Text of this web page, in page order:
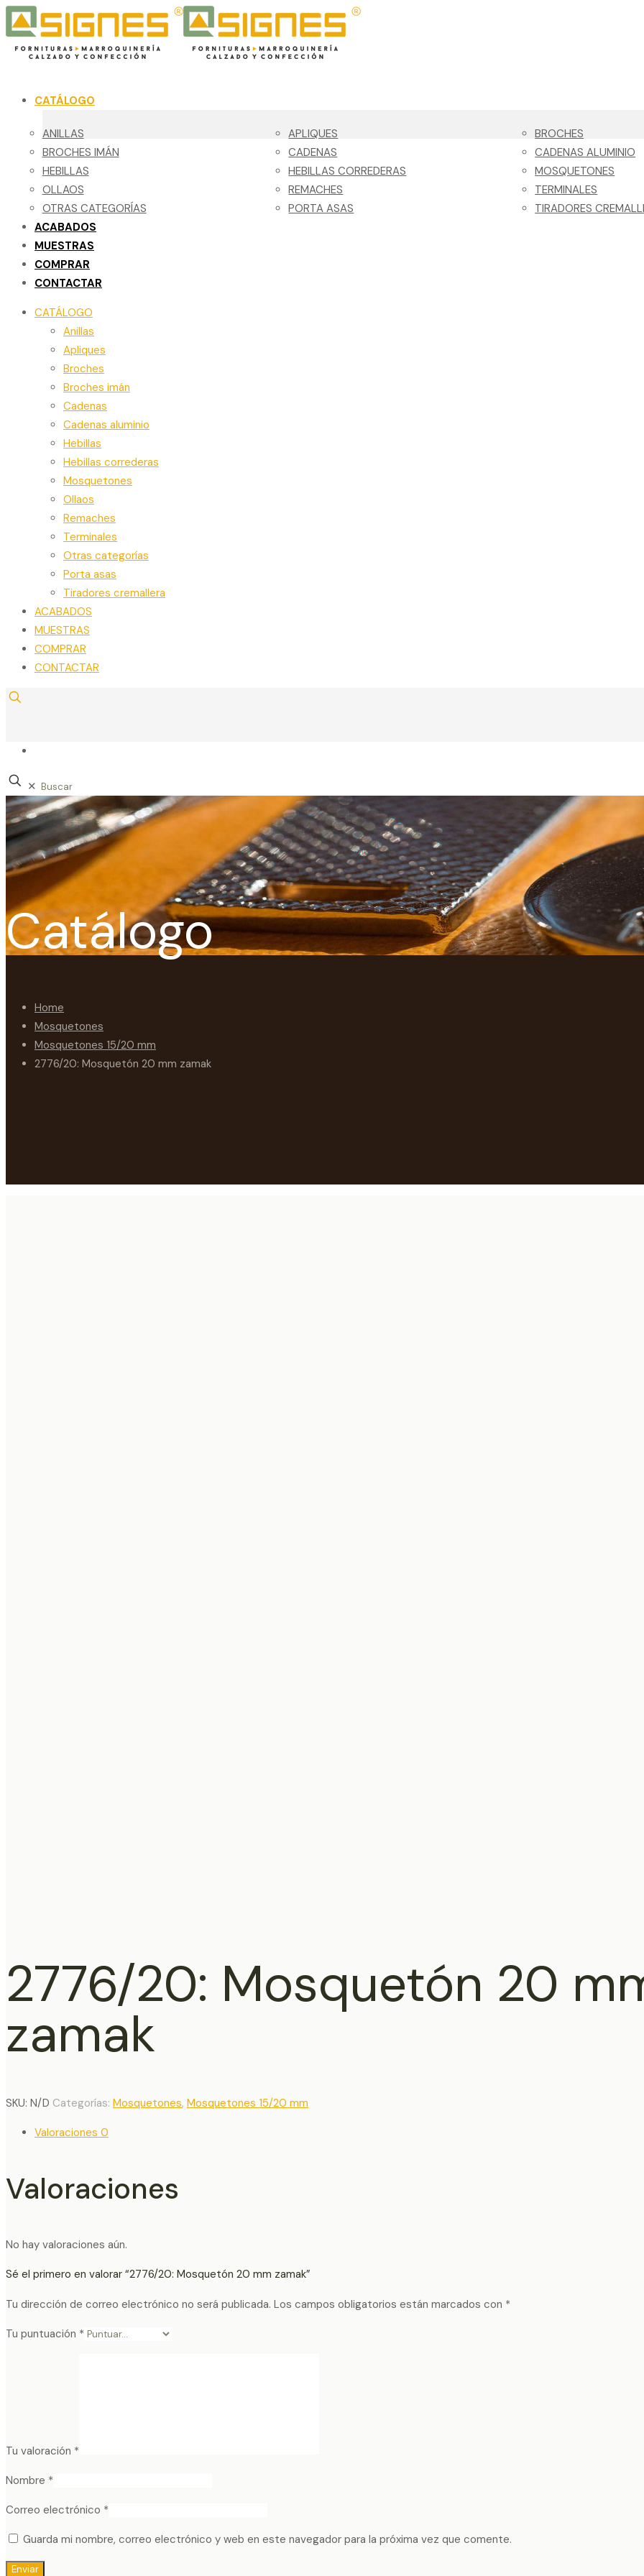
CATÁLOGO
ANILLAS APLIQUES
BROCHES
BROCHES IMÁN
CADENAS
CADENAS ALUMINIO
HEBILLAS
HEBILLAS CORREDERAS
MOSQUETONES
OLLAOS
REMACHES
TERMINALES
OTRAS CATEGORÍAS
PORTA ASAS
TIRADORES
ACABADOS
MUESTRAS
COMPRAR
CONTACTAR
CATÁLOGO
Anillas
Apliques
Broches
Broches imán
Cadenas
Cadenas aluminio
Hebillas
Hebillas correderas
Mosquetones
Ollaos
Remaches
Terminales
Otras categorías
Porta asas
Tiradores cremallera
ACABADOS
MUESTRAS
COMPRAR
CONTACTAR
✕
Catálogo
Home
Mosquetones
Mosquetones 15/20 mm
2776/20: Mosquetón 20 mm zamak
2776/20: Mosquetón 20
zamak
SKU: N/D Categorías: Mosquetones, Mosquetones 15/20 mm
Valoraciones 0
Valoraciones
No hay valoraciones aún.
Sé el primero en valorar “2776/20: Mosquetón 20 mm zamak”
Tu dirección de correo electrónico no será publicada. Los campos obligatorios están marcados con *
Tu puntuación *
Tu valoración *
Nombre *
Correo electrónico *
Guarda mi nombre, correo electrónico y web en este navegador para la próxima vez que comente.